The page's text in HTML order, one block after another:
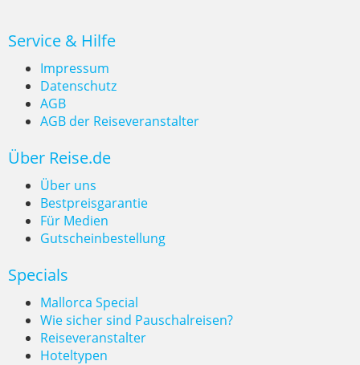
Service & Hilfe
Impressum
Datenschutz
AGB
AGB der Reiseveranstalter
Über Reise.de
Über uns
Bestpreisgarantie
Für Medien
Gutscheinbestellung
Specials
Mallorca Special
Wie sicher sind Pauschalreisen?
Reiseveranstalter
Hoteltypen